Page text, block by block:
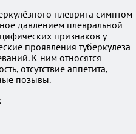
плеврита симптом
давлением плевральной
признаков у
проявления туберкулёза
К ним относятся
отсутствие аппетита,
позывы.